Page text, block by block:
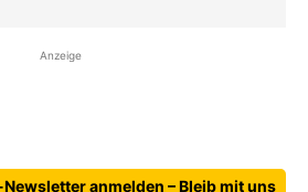
Anzeige
anmelden – Bleib mit uns